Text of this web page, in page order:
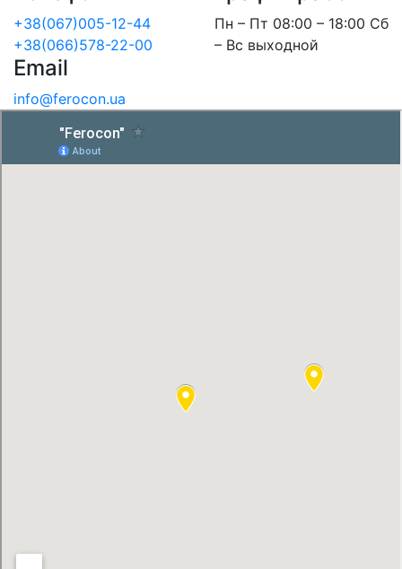
+38(067)005-12-44
+38(066)578-22-00
Пн – Пт 08:00 – 18:00 Сб
– Вс выходной
Email
info@ferocon.ua